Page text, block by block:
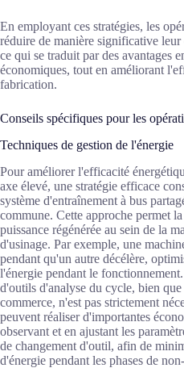
En employant ces stratégies, les
réduire de manière significative
ce qui se traduit par des avantages
économiques, tout en améliorant
fabrication.
Conseils spécifiques pour les
Techniques de gestion de l'énergie
Pour améliorer l'efficacité
axe élevé, une stratégie efficace
système d'entraînement à bus
commune. Cette approche permet
puissance régénérée au sein de la
d'usinage. Par exemple, une
pendant qu'un autre décélère,
l'énergie pendant le
d'outils d'analyse du cycle, bien
commerce, n'est pas strictement
peuvent réaliser d'importantes
observant et en ajustant les
de changement d'outil, afin de
d'énergie pendant les phases de